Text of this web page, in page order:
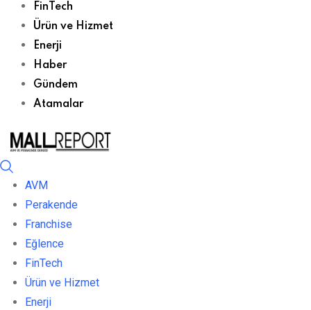
FinTech
Ürün ve Hizmet
Enerji
Haber
Gündem
Atamalar
AVM
Perakende
Franchise
Eğlence
FinTech
Ürün ve Hizmet
Enerji